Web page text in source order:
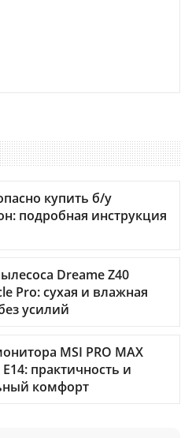
купить б/у
подробная инструкция
Dreame Z40
Pro: сухая и влажная
усилий
MSI PRO MAX
E14: практичность и
комфорт